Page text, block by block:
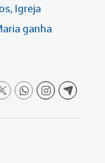
Igreja
ganha